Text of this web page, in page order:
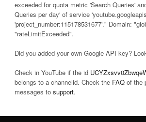
exceeded for quota metric 'Search Queries'
Queries per day' of service
'project_number:115178531677'." Domain:
"rateLimitExceeded".
Did you added your own Google API key?
Check in YouTube if the id
belongs to a channelid. Check the FAQ of the
messages to support.